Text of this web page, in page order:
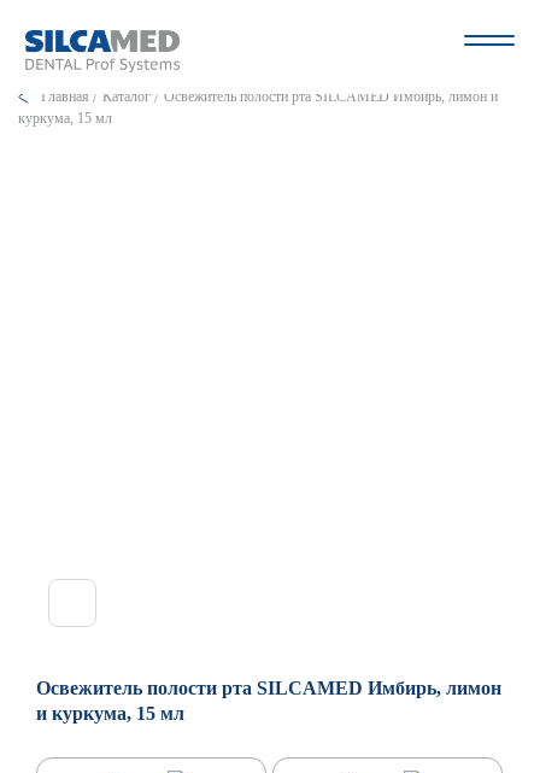
Главная Каталог
Освежитель полости рта SILСAMED Имбирь, лимон и
куркума, 15 мл
Освежитель полости рта SILСAMED Имбирь, лимон
и куркума, 15 мл